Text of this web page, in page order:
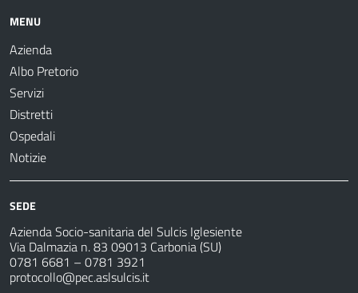
MENU
Azienda
Albo Pretorio
Servizi
Distretti
Ospedali
Notizie
SEDE
Azienda Socio-sanitaria del Sulcis Iglesiente
Via Dalmazia n. 83 09013 Carbonia (SU)
0781 6681 – 0781 3921
protocollo@pec.aslsulcis.it